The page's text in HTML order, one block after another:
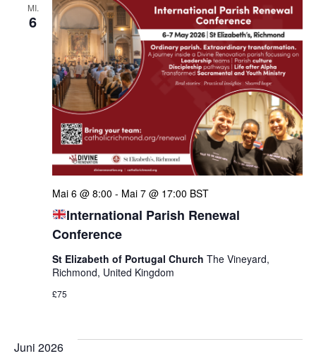
MI.
6
International Parish Renewal
Conference
Mai 6 @ 8:00 - Mai 7 @ 17:00 BST
St Elizabeth of Portugal Church The Vineyard,
Richmond, United Kingdom
£75
Juni 2026